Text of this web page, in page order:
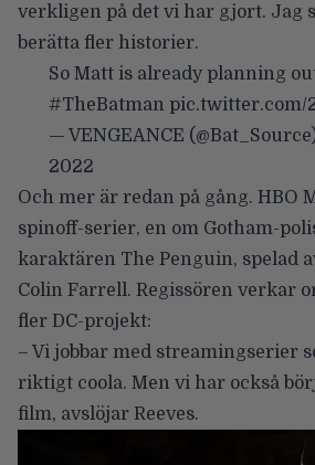
verkligen på det vi har gjort. Jag
berätta fler historier.
So Matt is already planning
#TheBatman pic.twitter.com/
— VENGEANCE
2022
Och mer är redan på gång. HBO
spinoff-serier, en om Gotham-
karaktären The Penguin, spelad
Colin Farrell. Regissören verkar
fler DC-projekt:
– Vi jobbar med streamingserier
riktigt coola. Men vi har också
film, avslöjar Reeves.